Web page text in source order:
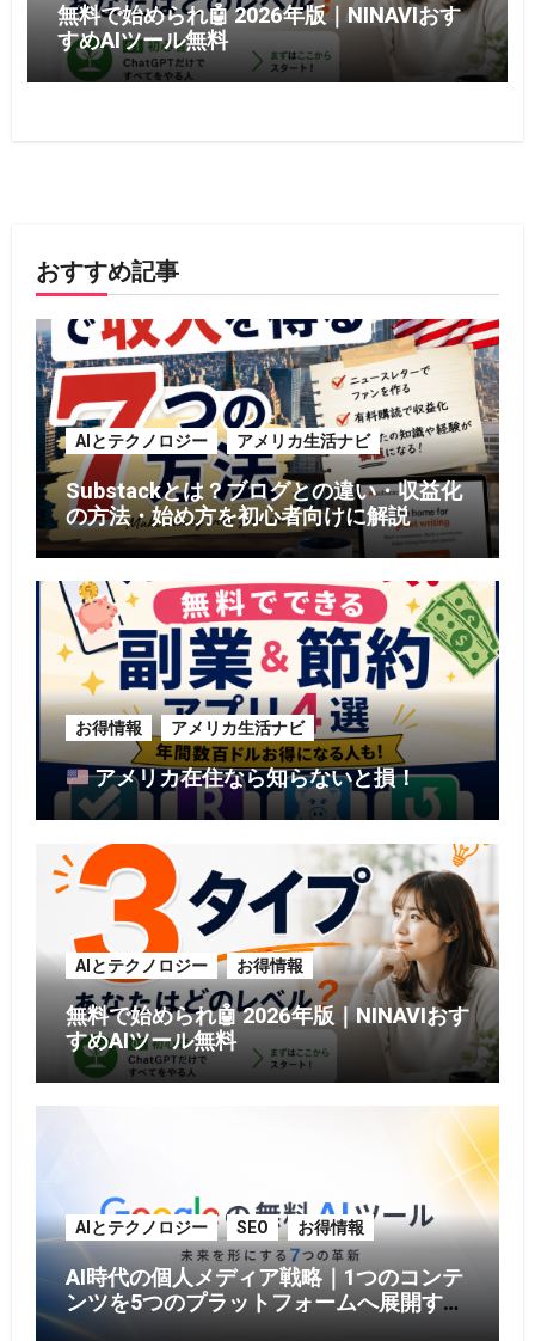
無料で始められ🤖 2026年版｜NINAVIおす
すめAIツール無料
おすすめ記事
AIとテクノロジー アメリカ生活ナビ
Substackとは？ブログとの違い・収益化
の方法・始め方を初心者向けに解説
お得情報 アメリカ生活ナビ
アメリカ在住なら知らないと損！
AIとテクノロジー お得情報
無料で始められ🤖 2026年版｜NINAVIおす
すめAIツール無料
AIとテクノロジー SEO お得情報
AI時代の個人メディア戦略｜1つのコンテ
ンツを5つのプラットフォームへ展開する
方法【2026年版】